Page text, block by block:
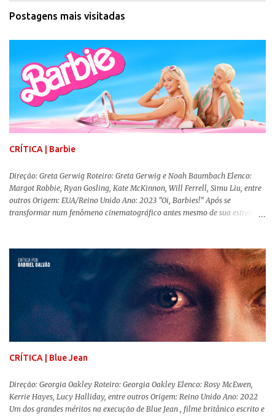
Postagens mais visitadas
CRÍTICA | Barbie
Direção: Greta Gerwig Roteiro: Greta Gerwig e Noah Baumbach Elenco:
Margot Robbie, Ryan Gosling, Kate McKinnon, Will Ferrell, Simu Liu, entre
outros Origem: EUA/Reino Unido Ano: 2023 "Oi, Barbies!" Após se
transformar num fenômeno cinematográfico antes mesmo de sua estreia,
lançamento, posso afirmar que o longa, dirigido por Greta Gerwig (
Adoráveis Mulheres ) prometeu tudo e entregou mais ainda, se provando o
filme do ano até aqui. Repleto de criatividade, humor e sem medo de não se
levar a sério, a produção aborda temas complexos com críticas potentes. Já
conhecida por sua filmografia feminista, Gerwig traz uma reflexão de
como a Barbie se encaixa no mundo moderno, desenvolvendo a
importância e o impacto, positivo ou negativo, da boneca na vida das
pessoas. Isso tudo com um sentimento de nostalgia multigeracional. Na
CRÍTICA | Blue Jean
Direção: Georgia Oakley Roteiro: Georgia Oakley Elenco: Rosy McEwen,
Kerrie Hayes, Lucy Halliday, entre outros Origem: Reino Unido Ano: 2022
Um dos grandes méritos na execução de Blue Jean , filme britânico escrito e